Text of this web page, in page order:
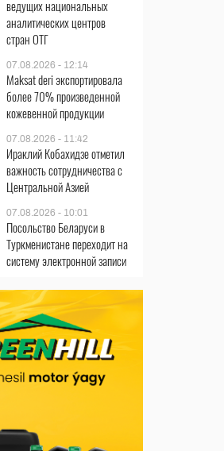
ведущих национальных
аналитических центров
стран ОТГ
07.08.2026 - 12:14
Maksat deri экспортировала
более 70% произведенной
кожевенной продукции
07.08.2026 - 11:42
Ираклий Кобахидзе отметил
важность сотрудничества с
Центральной Азией
07.08.2026 - 10:01
Посольство Беларуси в
Туркменистане переходит на
систему электронной записи